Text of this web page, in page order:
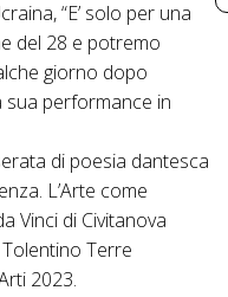
“E’ solo per una
del 28 e potremo
giorno dopo
sua performance in
di poesia dantesca
L’Arte come
Vinci di Civitanova
Terre
2023.